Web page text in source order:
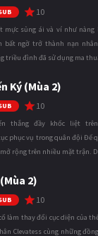
10
mực sủng ái và ví như nàng
bất ngờ trở thành nạn
triều đình đã sử dụng ma
Ký (Mùa 2)
10
thắng đầy khốc liệt
phục vụ trong quân đội Đế
mở rộng trên nhiều mặt trận.
2)
10
làm thay đổi cục diện của
Clevatess cùng những